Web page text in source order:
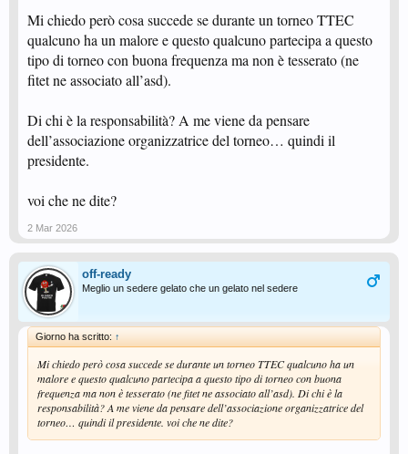
Mi chiedo però cosa succede se durante un torneo TTEC
qualcuno ha un malore e questo qualcuno partecipa a questo
tipo di torneo con buona frequenza ma non è tesserato (ne
fitet ne associato all’asd).
Di chi è la responsabilità? A me viene da pensare
dell’associazione organizzatrice del torneo… quindi il
presidente.
voi che ne dite?
2 Mar 2026
off-ready
Meglio un sedere gelato che un gelato nel sedere
Giorno ha scritto: ↑
Mi chiedo però cosa succede se durante un torneo TTEC qualcuno ha un
malore e questo qualcuno partecipa a questo tipo di torneo con buona
frequenza ma non è tesserato (ne fitet ne associato all’asd). Di chi è la
responsabilità? A me viene da pensare dell’associazione organizzatrice del
torneo… quindi il presidente. voi che ne dite?